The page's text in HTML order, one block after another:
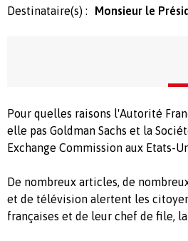
Destinataire(s) :
Monsieur le
Pour quelles raisons l'Autorité
elle pas Goldman Sachs et la
Exchange Commission aux Etats-
De nombreux articles, de
et de télévision alertent les
françaises et de leur chef de file,